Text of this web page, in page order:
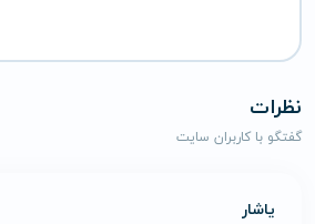
نظرات
گفتگو با کاربران سایت
یاشار